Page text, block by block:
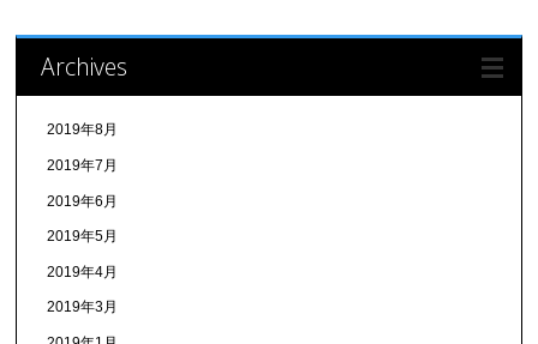
Archives
2019年8月
2019年7月
2019年6月
2019年5月
2019年4月
2019年3月